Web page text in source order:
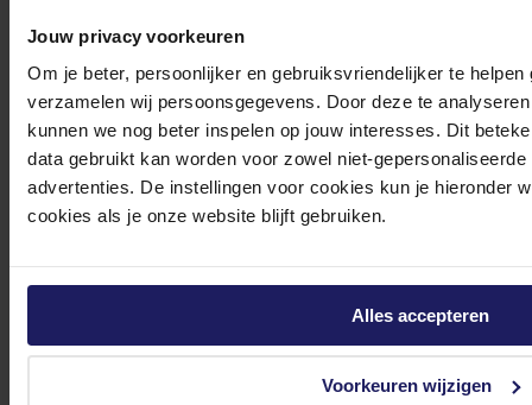
Jouw privacy voorkeuren
Om je beter, persoonlijker en gebruiksvriendelijker te
verzamelen wij persoonsgegevens. Door deze te
kunnen we nog beter inspelen op jouw interesses. Dit
data gebruikt kan worden voor zowel niet-
advertenties. De instellingen voor cookies kun je hieronder
cookies als je onze website blijft gebruiken.
Alles accepteren
Voorkeuren wijzigen
tot 17.00 uur en op zaterdag van 10.00 tot 15.00 uur.
Bekijk onze veelgestelde vragen